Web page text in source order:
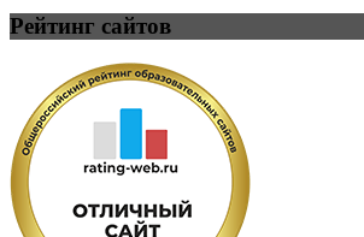
Рейтинг сайтов